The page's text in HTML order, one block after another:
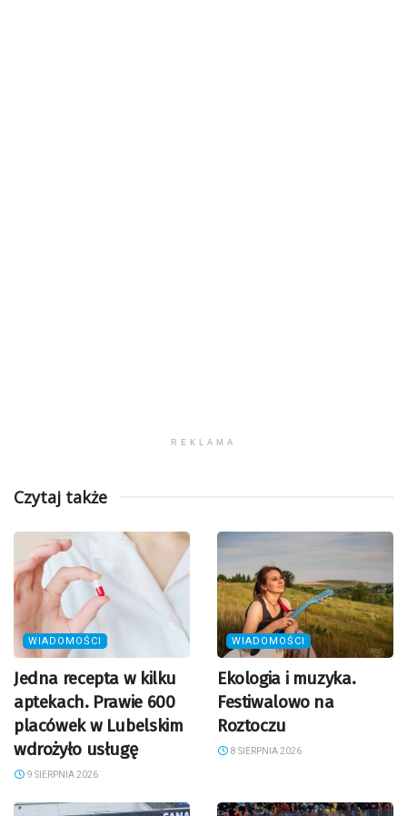
REKLAMA
Czytaj także
WIADOMOŚCI
Jedna recepta w kilku
aptekach. Prawie 600
placówek w Lubelskim
wdrożyło usługę
9 SIERPNIA 2026
WIADOMOŚCI
Ekologia i muzyka.
Festiwalowo na
Roztoczu
8 SIERPNIA 2026